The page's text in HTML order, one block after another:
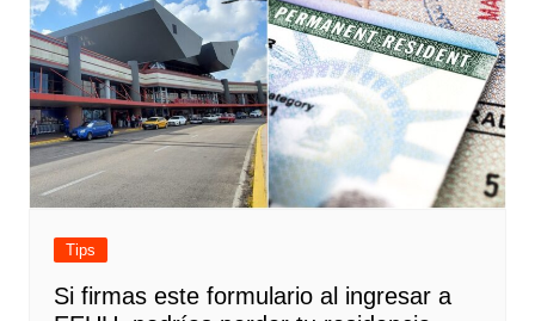
Tips
Si firmas este formulario al ingresar a